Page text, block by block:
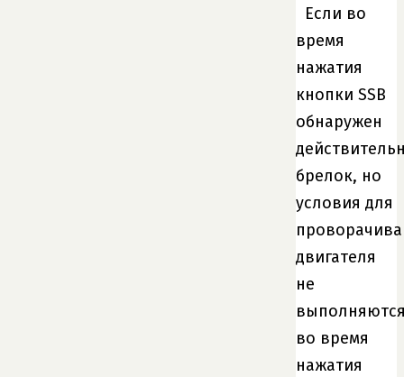
Если во
время
нажатия
кнопки SSB
обнаружен
брелок, но
условия для
двигателя
не
во время
нажатия